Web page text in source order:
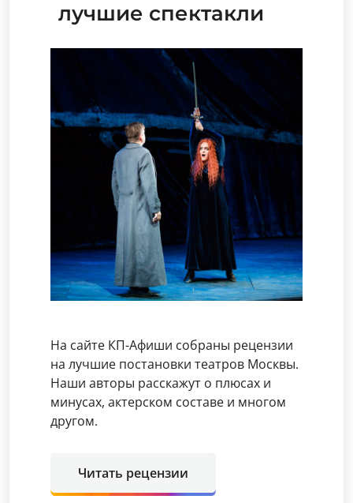
лучшие спектакли
На сайте КП-Афиши собраны рецензии
на лучшие постановки театров Москвы.
Наши авторы расскажут о плюсах и
минусах, актерском составе и многом
другом.
Читать рецензии